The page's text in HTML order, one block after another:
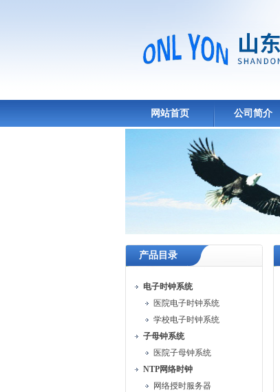
网站首页 公司简介
产品目录
电子时钟系统
医院电子时钟系统
学校电子时钟系统
子母钟系统
医院子母钟系统
NTP网络时钟
网络授时服务器